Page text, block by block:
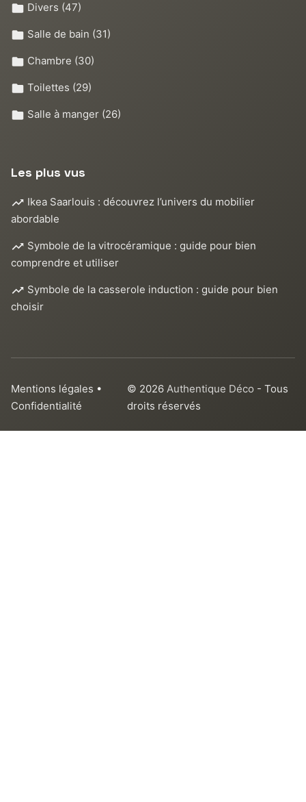
Divers (47)
Salle de bain (31)
Chambre (30)
Toilettes (29)
Salle à manger (26)
Les plus vus
Ikea Saarlouis : découvrez l’univers du mobilier
abordable
Symbole de la vitrocéramique : guide pour bien
comprendre et utiliser
Symbole de la casserole induction : guide pour bien
choisir
Mentions légales •
Confidentialité
© 2026Authentique Déco - Tous
droits réservés